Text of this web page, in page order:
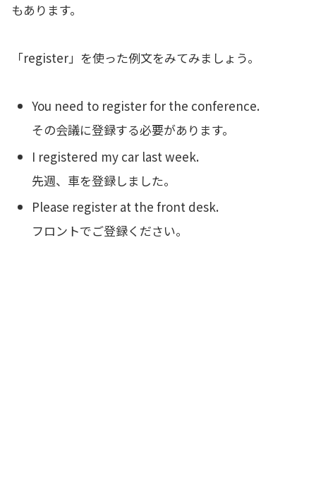
もあります。
「register」を使った例文をみてみましょう。
You need to register for the conference.
その会議に登録する必要があります。
I registered my car last week.
先週、車を登録しました。
Please register at the front desk.
フロントでご登録ください。